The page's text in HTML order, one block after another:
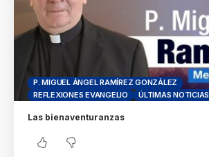
P. MIGUEL ÁNGEL RAMÍREZ GONZÁLEZ
REFLEXIONES EVANGELIO
ÚLTIMAS NOTICIAS
Las bienaventuranzas